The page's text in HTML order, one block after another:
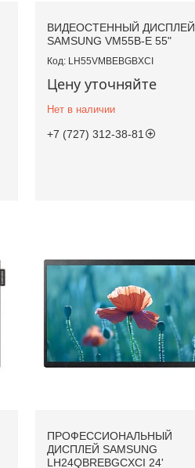
ВИДЕОСТЕННЫЙ ДИСПЛЕЙ
SAMSUNG VM55B-E 55"
LH55VMBEBGBXCI
Цену уточняйте
Нет в наличии
+7 (727) 312-38-81
ПРОФЕССИОНАЛЬНЫЙ
ДИСПЛЕЙ SAMSUNG
LH24QBREBGCXCI 24'